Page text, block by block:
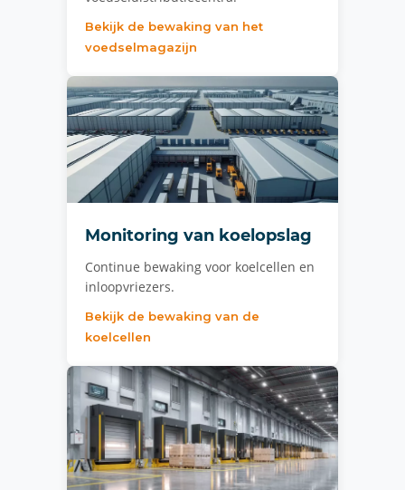
Bekijk de bewaking van het
voedselmagazijn
Monitoring van koelopslag
Continue bewaking voor koelcellen en
inloopvriezers.
Bekijk de bewaking van de
koelcellen